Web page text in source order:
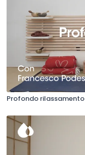
Profondo rilassamento